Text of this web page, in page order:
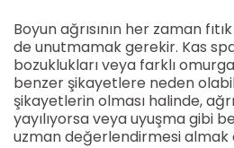
Boyun ağrısının her zaman
de unutmamak gerekir. Kas
bozuklukları veya farklı
benzer şikayetlere neden
şikayetlerin olması halinde,
yayılıyorsa veya uyuşma gibi
uzman değerlendirmesi almak